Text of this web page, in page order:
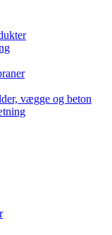
vægge og beton